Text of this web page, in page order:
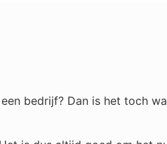
bedrijf? Dan is het toch